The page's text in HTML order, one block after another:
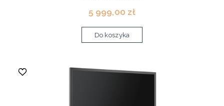
5 999,00 zł
Do koszyka